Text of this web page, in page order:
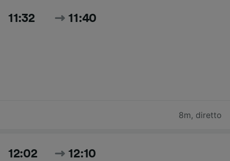
11:32 11:40
8m, diretto
12:02 12:10